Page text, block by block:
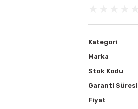
Kategori
Marka
Stok Kodu
Garanti Süresi
Fiyat